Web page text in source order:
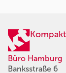
Büro Hamburg
Banksstraße 6